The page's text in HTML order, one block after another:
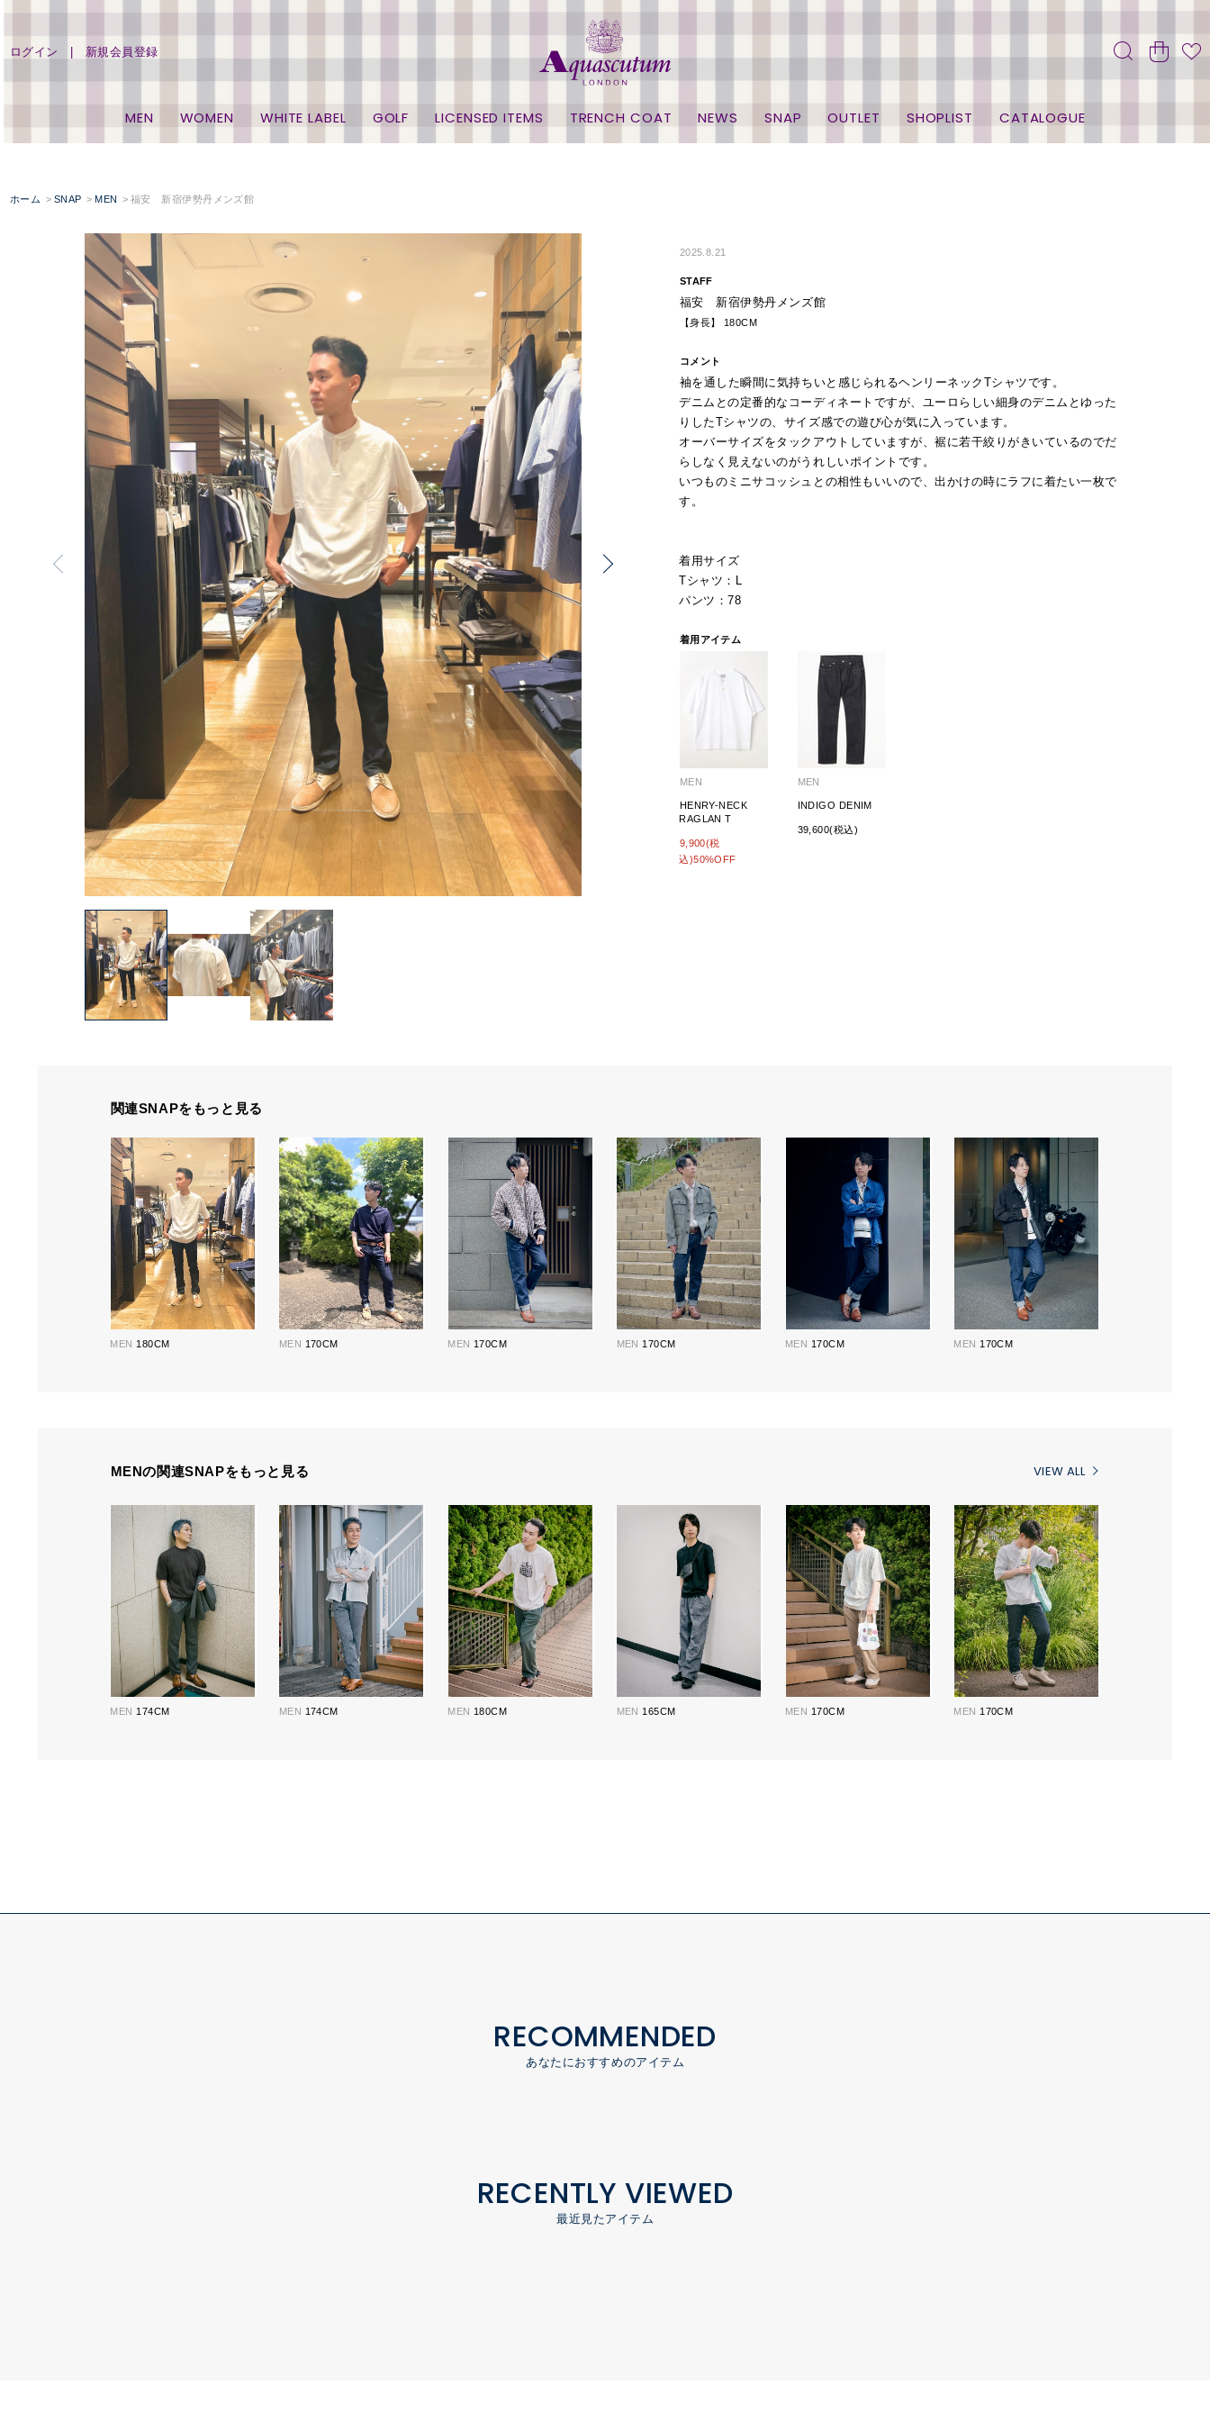
ログイン 新規会員登録
MEN WOMEN WHITE LABEL GOLF LICENSED ITEMS TRENCH COAT NEWS SNAP OUTLET SHOPLIST CATALOGUE
ホーム SNAP MEN 福安 新宿伊勢丹メンズ館
2025.8.21
STAFF
福安 新宿伊勢丹メンズ館
【身長】 180CM
コメント
袖を通した瞬間に気持ちいと感じられるヘンリーネックTシャツです。
デニムとの定番的なコーディネートですが、ユーロらしい細身のデニムとゆった
りしたTシャツの、サイズ感での遊び心が気に入っています。
オーバーサイズをタックアウトしていますが、裾に若干絞りがきいているのでだ
らしなく見えないのがうれしいポイントです。
いつものミニサコッシュとの相性もいいので、出かけの時にラフに着たい一枚で
す。
着用サイズ
Tシャツ：L
パンツ：78
着用アイテム
MEN
HENRY-NECK
RAGLAN T
9,900(税
込)50%OFF
MEN
INDIGO DENIM
39,600(税込)
関連SNAPをもっと見る
MEN 180CM MEN 170CM MEN 170CM MEN 170CM MEN 170CM MEN 170CM
MENの関連SNAPをもっと見る VIEW ALL
MEN 174CM MEN 174CM MEN 180CM MEN 165CM MEN 170CM MEN 170CM
RECOMMENDED
あなたにおすすめのアイテム
RECENTLY VIEWED
最近見たアイテム